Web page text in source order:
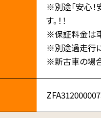
※別途「安心！
す。！！
※保証料金は
※別途過走行に
※新古車の場